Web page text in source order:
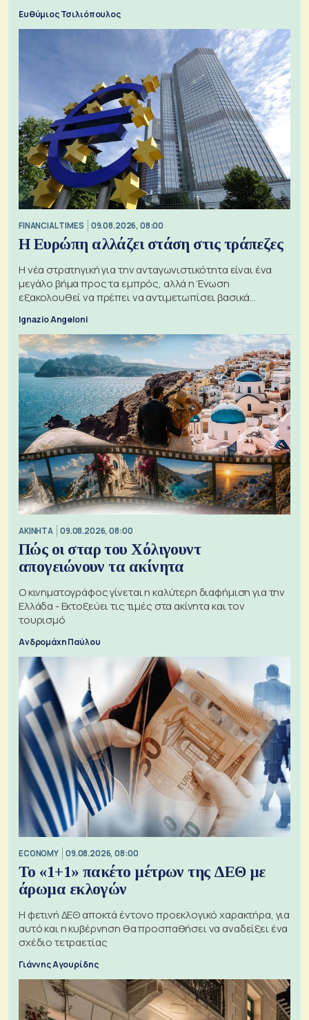
Ευθύμιος Τσιλιόπουλος
FINANCIAL TIMES 09.08.2026, 08:00
Η Ευρώπη αλλάζει στάση στις τράπεζες
Η νέα στρατηγική για την ανταγωνιστικότητα είναι ένα
μεγάλο βήμα προς τα εμπρός, αλλά η Ένωση
εξακολουθεί να πρέπει να αντιμετωπίσει βασικά
Ignazio Angeloni
ΑΚΙΝΗΤΑ 09.08.2026, 08:00
Πώς οι σταρ του Χόλιγουντ
απογειώνουν τα ακίνητα
Ο κινηματογράφος γίνεται η καλύτερη διαφήμιση για την
Ελλάδα - Εκτοξεύει τις τιμές στα ακίνητα και τον
τουρισμό
Ανδρομάχη Παύλου
ECONOMY 09.08.2026, 08:00
Το «1+1» πακέτο μέτρων της ΔΕΘ με
άρωμα εκλογών
Η φετινή ΔΕΘ αποκτά έντονο προεκλογικό χαρακτήρα, για
αυτό και η κυβέρνηση θα προσπαθήσει να αναδείξει ένα
σχέδιο τετραετίας
Γιάννης Αγουρίδης